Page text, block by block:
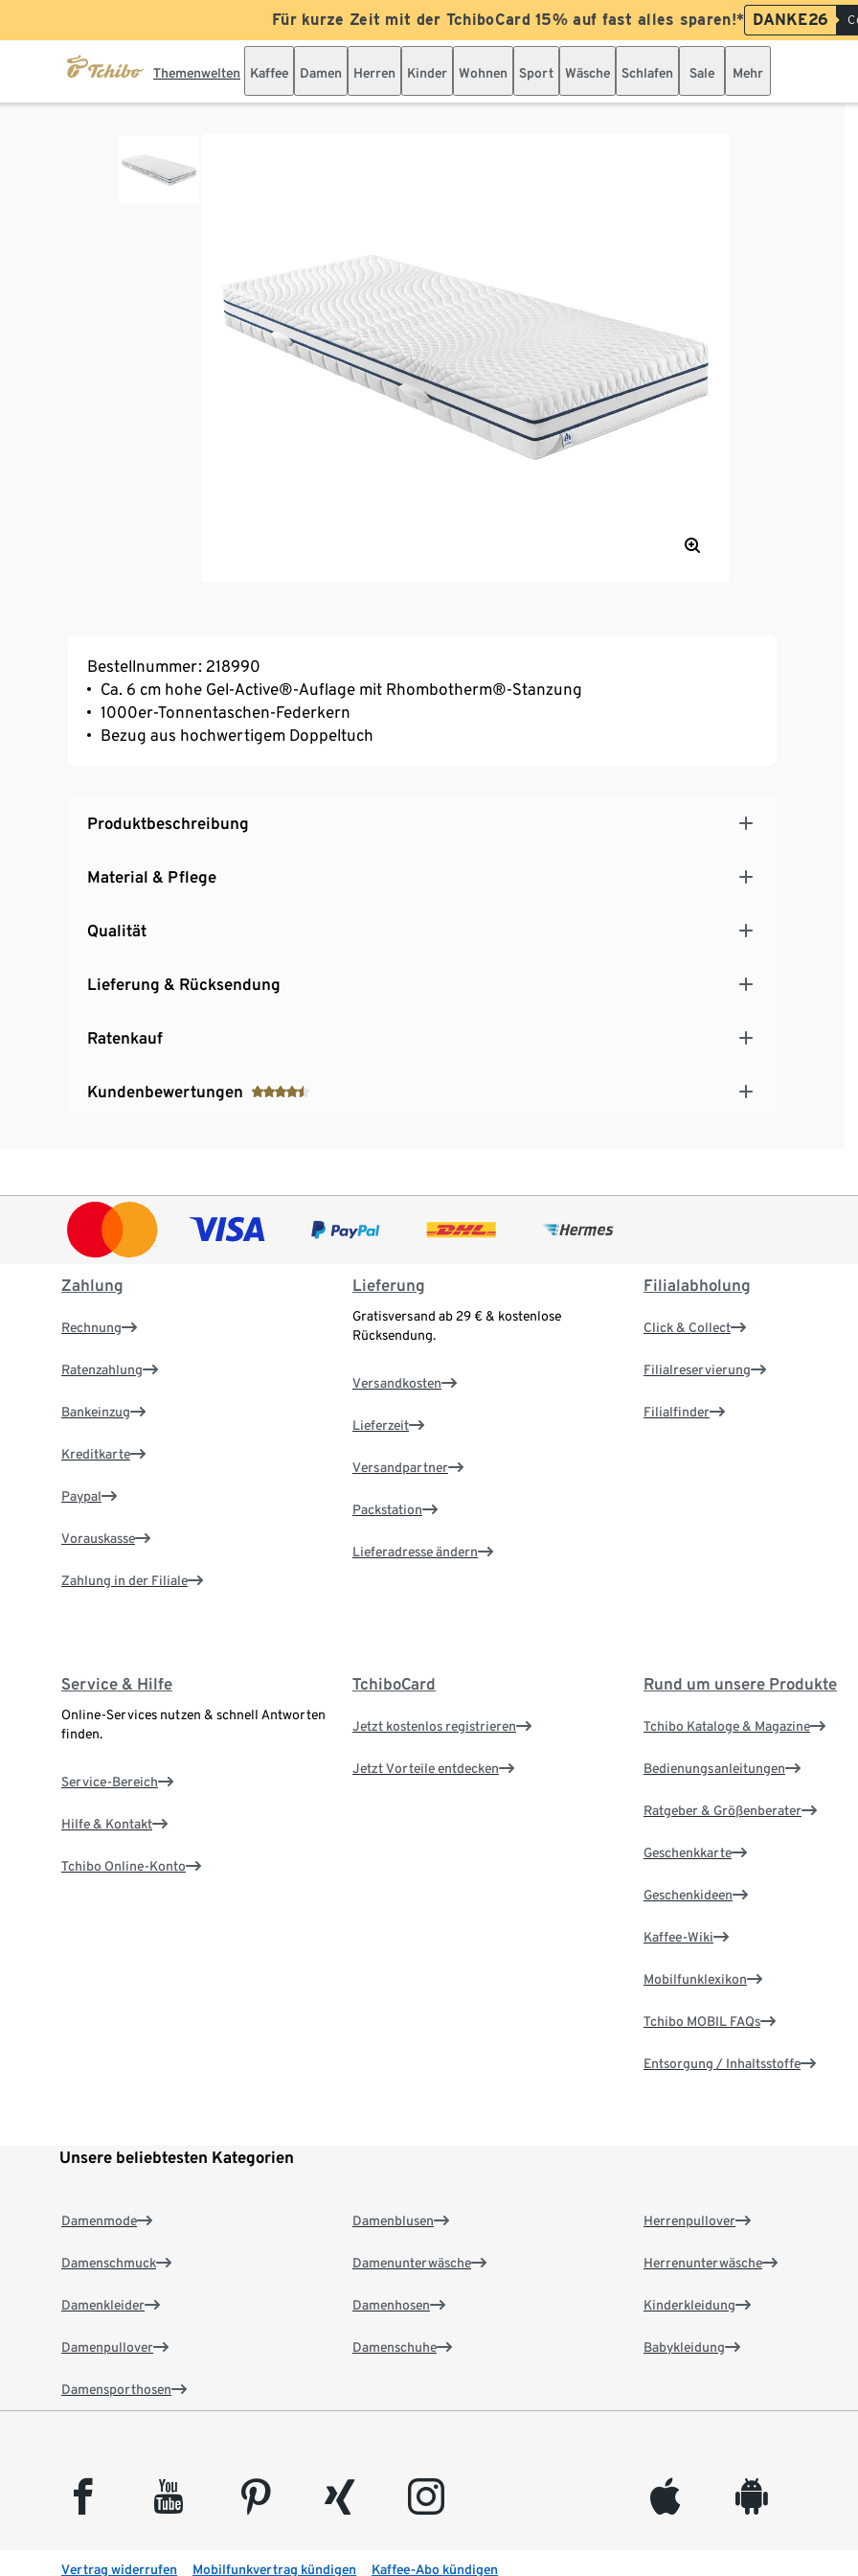
Für kurze Zeit mit der TchiboCard 15% auf fast alles sparen!* DANKE26
Themenwelten Kaffee Damen Herren Kinder Wohnen Sport Wäsche Schlafen Sale Mehr
Bestellnummer: 218990
Ca. 6 cm hohe Gel-Active®-Auflage mit Rhombotherm®-Stanzung
1000er-Tonnentaschen-Federkern
Bezug aus hochwertigem Doppeltuch
Produktbeschreibung
Material & Pflege
Qualität
Lieferung & Rücksendung
Ratenkauf
Kundenbewertungen
Zahlung
Rechnung
Ratenzahlung
Bankeinzug
Kreditkarte
Paypal
Vorauskasse
Zahlung in der Filiale
Lieferung
Gratisversand ab 29 € & kostenlose
Rücksendung.
Versandkosten
Lieferzeit
Versandpartner
Packstation
Lieferadresse ändern
Filialabholung
Click & Collect
Filialreservierung
Filialfinder
Service & Hilfe
Online-Services nutzen & schnell Antworten
finden.
Service-Bereich
Hilfe & Kontakt
Tchibo Online-Konto
TchiboCard
Jetzt kostenlos registrieren
Jetzt Vorteile entdecken
Rund um unsere Produkte
Tchibo Kataloge & Magazine
Bedienungsanleitungen
Ratgeber & Größenberater
Geschenkkarte
Geschenkideen
Kaffee-Wiki
Mobilfunklexikon
Tchibo MOBIL FAQs
Entsorgung / Inhaltsstoffe
Unsere beliebtesten Kategorien
Damenmode
Damenschmuck
Damenkleider
Damenpullover
Damensporthosen
Damenblusen
Damenunterwäsche
Damenhosen
Damenschuhe
Herrenpullover
Herrenunterwäsche
Kinderkleidung
Babykleidung
facebook youtube pinterest xing instagram appleinc android
Vertrag widerrufen Mobilfunkvertrag kündigen Kaffee-Abo kündigen